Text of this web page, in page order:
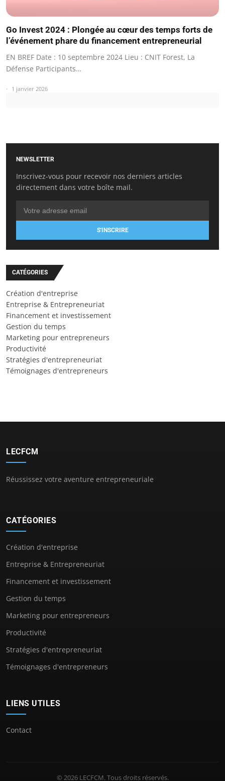
Go Invest 2024 : Plongée au cœur des temps forts de
l’événement phare du financement entrepreneurial
EN BREF Date : 10 septembre 2024 Lieu : CNIT Forest, La
Défense Participants…
1 janvier 2026
NEWSLETTER
Inscrivez-vous pour recevoir nos derniers articles
directement dans votre boîte mail.
S'INSCRIRE
CATÉGORIES
Création d'entreprise
Entreprise & Entrepreneuriat
Financement et investissement
Gestion du temps
Marketing pour entrepreneurs
Productivité
Stratégies d'entrepreneuriat
Témoignages d'entrepreneurs
LECFCM
Réussissez votre aventure entrepreneuriale
CATÉGORIES
Création d'entreprise
Entreprise & Entrepreneuriat
Financement et investissement
Gestion du temps
Marketing pour entrepreneurs
Productivité
Stratégies d'entrepreneuriat
Témoignages d'entrepreneurs
LIENS UTILES
Contact
© 2026 LECFCM. Tous droits réservés.